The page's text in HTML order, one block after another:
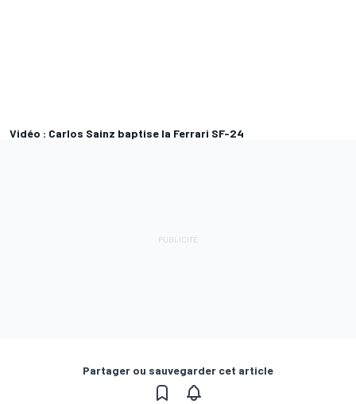
Vidéo : Carlos Sainz baptise la Ferrari SF-24
Partager ou sauvegarder cet article